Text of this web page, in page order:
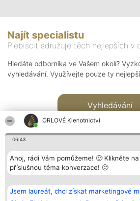
ORLOVÉ Klenotnictví
06:43
Ahoj, rádi Vám pomůžeme! 🙂 Klikněte na
příslušnou téma konverzace! 🙂
Jsem laureát, chci získat marketingové
Najít specialistu
Plebiscit sdružuje těch nejlepších v
Hledáte odborníka ve Vašem okolí?
vyhledávání. Využívejte pouze ty
Vyhledávání
Bright Side Solutions sp. z o.
o. sp. k.
ul. Ruska 22
Vítězové
Seznam všech
laureátů